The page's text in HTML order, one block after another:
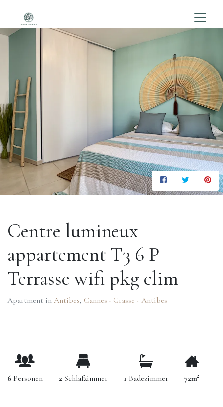
Centre lumineux
appartement T3 6 P
Terrasse wifi pkg clim
Apartment in Antibes, Cannes - Grasse - Antibes
6 Personen 2 Schlafzimmer 1 Badezimmer 72m²